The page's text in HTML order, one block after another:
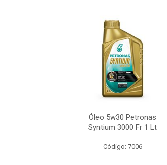
Óleo 5w30 Petronas
Syntium 3000 Fr 1 Lt
Código: 7006